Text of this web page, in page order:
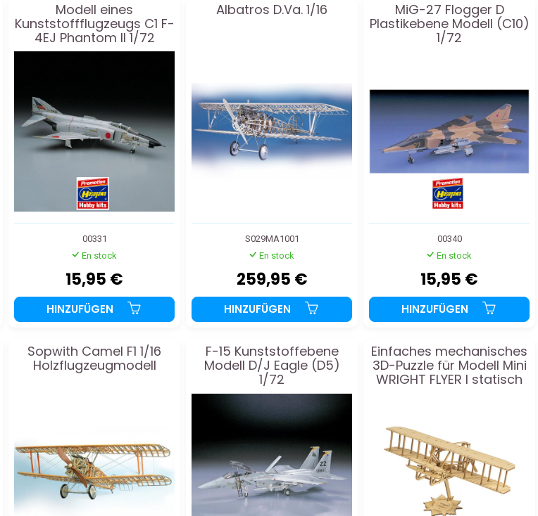
Modell eines
Kunststoffflugzeugs C1 F-
4EJ Phantom II 1/72
00331
En stock
15,95 €
HINZUFÜGEN
Albatros D.Va. 1/16
S029MA1001
En stock
259,95 €
HINZUFÜGEN
MiG-27 Flogger D
Plastikebene Modell (C10)
1/72
00340
En stock
15,95 €
HINZUFÜGEN
Sopwith Camel F1 1/16
Holzflugzeugmodell
F-15 Kunststoffebene
Modell D/J Eagle (D5)
1/72
Einfaches mechanisches
3D-Puzzle für Modell Mini
WRIGHT FLYER I statisch